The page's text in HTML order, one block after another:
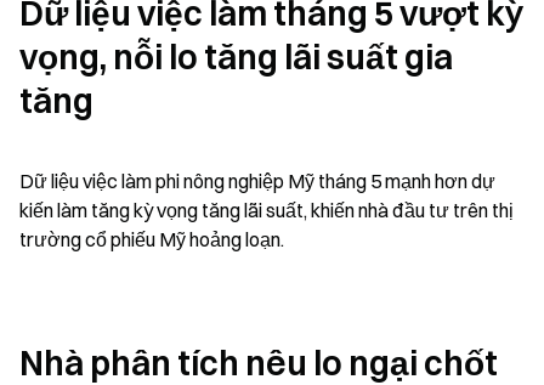
Dữ liệu việc làm tháng 5 vượt kỳ
vọng, nỗi lo tăng lãi suất gia
tăng
Dữ liệu việc làm phi nông nghiệp Mỹ tháng 5 mạnh hơn dự
kiến làm tăng kỳ vọng tăng lãi suất, khiến nhà đầu tư trên thị
trường cổ phiếu Mỹ hoảng loạn.
Nhà phân tích nêu lo ngại chốt